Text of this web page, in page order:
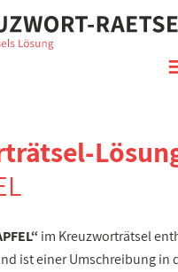
im Kreuzworträtsel
ist einer Umschreibung in